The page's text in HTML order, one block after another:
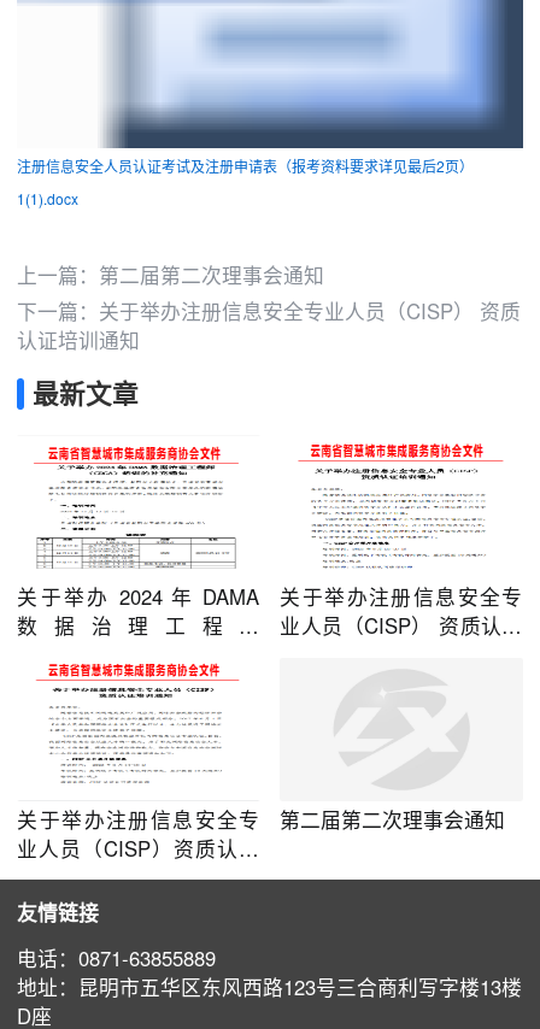
注册信息安全人员认证考试及注册申请表（报考资料要求详见最后2页）
1(1).docx
上一篇： 第二届第二次理事会通知
下一篇： 关于举办注册信息安全专业人员（CISP） 资质
认证培训通知
最新文章
关于举办 2024 年 DAMA
数据治理工程师
关于举办注册信息安全专
业人员（CISP） 资质认证
关于举办注册信息安全专
业人员（CISP）资质认证
培训通知
第二届第二次理事会通知
友情链接
电话：0871-63855889
地址：昆明市五华区东风西路123号三合商利写字楼13楼
D座